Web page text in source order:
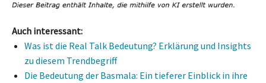
Auch interessant:
Was ist die Real Talk Bedeutung? Erklärung und Insights
zu diesem Trendbegriff
Die Bedeutung der Basmala: Ein tieferer Einblick in ihre